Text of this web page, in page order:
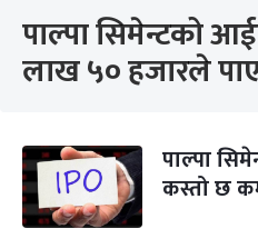
पाल्पा सिमेन्टको
लाख ५० हजारले
पाल्पा
कस्तो छ